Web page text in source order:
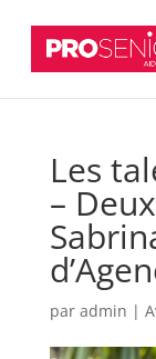
Les
–
par admin |